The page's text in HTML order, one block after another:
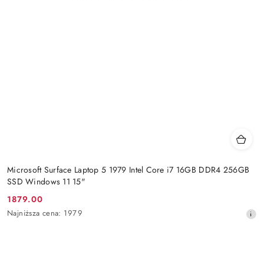
Microsoft Surface Laptop 5 1979 Intel Core i7 16GB DDR4 256GB
SSD Windows 11 15"
Cena
promocyjna:
1879.00
Najniższa
Najniższa cena: 1979